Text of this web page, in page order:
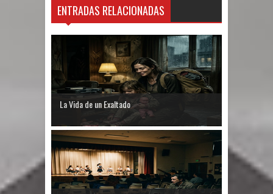
ENTRADAS RELACIONADAS
La Vida de un Exaltado